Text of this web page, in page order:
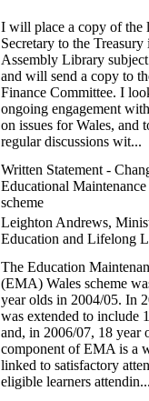
I will place a copy of the
Secretary to the
Assembly Library
and will send a copy to
Finance Committee. I
ongoing engagement
on issues for Wales, and
regular discussions wit...
Written Statement -
Educational
scheme
Leighton Andrews,
Education and Lifelong
The Education
(EMA) Wales scheme
year olds in 2004/05. In
was extended to include
and, in 2006/07, 18 year
component of EMA is a
linked to satisfactory
eligible learners